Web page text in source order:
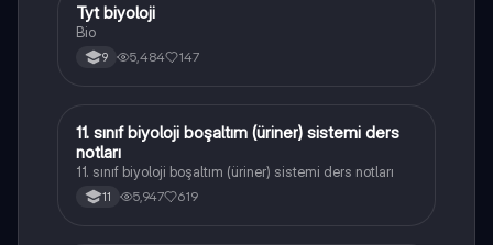
Biyoloji
Tyt biyoloji
Bio
9 5,484 147
Biyoloji
11. sınıf biyoloji boşaltım (üriner) sistemi ders
notları
11. sınıf biyoloji boşaltım (üriner) sistemi ders notları
11 5,947 619